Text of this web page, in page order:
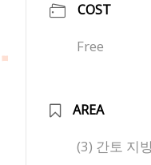
COST
Free
AREA
(3) 간토 지